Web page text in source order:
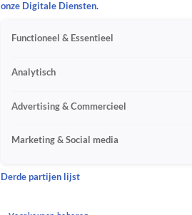
onze Digitale Diensten.
Functioneel & Essentieel
Analytisch
Advertising & Commercieel
Marketing & Social media
Derde partijen lijst